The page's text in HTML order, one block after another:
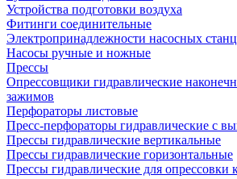
Устройства подготовки воздуха
Фитинги соединительные
Электропринадлежности насосных
Насосы ручные и ножные
Прессы
Опрессовщики гидравлические
зажимов
Перфораторы листовые
Пресс-перфораторы гидравлические с
Прессы гидравлические вертикальные
Прессы гидравлические горизонтальные
Прессы гидравлические для опрессовки